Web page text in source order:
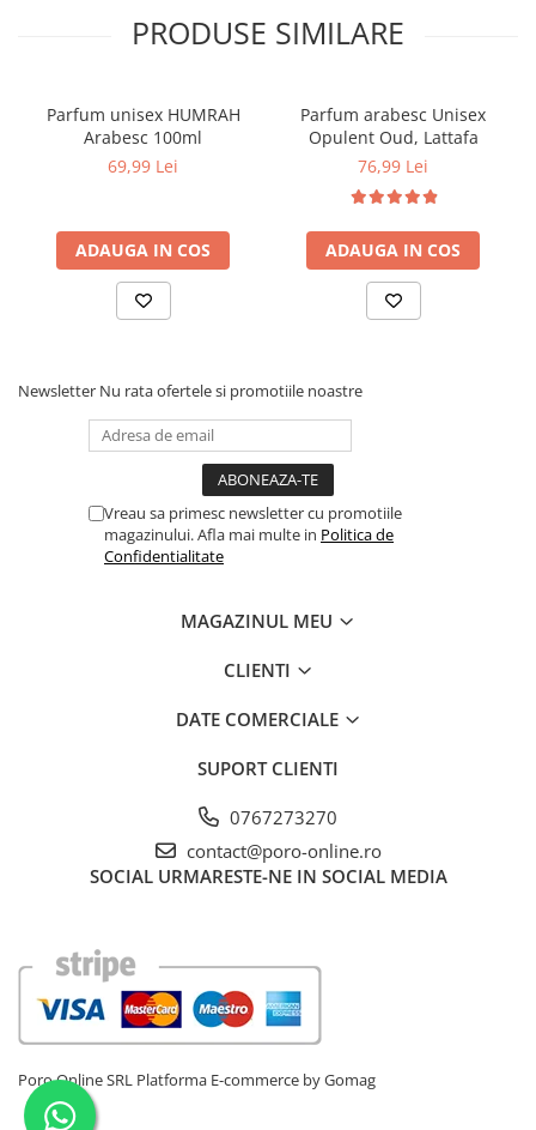
PRODUSE SIMILARE
Parfum unisex HUMRAH
Arabesc 100ml
69,99 Lei
ADAUGA IN COS
Parfum arabesc Unisex
Opulent Oud, Lattafa
76,99 Lei
ADAUGA IN COS
Newsletter Nu rata ofertele si promotiile noastre
Vreau sa primesc newsletter cu promotiile
magazinului. Afla mai multe in Politica de
Confidentialitate
MAGAZINUL MEU
CLIENTI
DATE COMERCIALE
SUPORT CLIENTI
0767273270
contact@poro-online.ro
SOCIAL URMARESTE-NE IN SOCIAL MEDIA
Poro Online SRL Platforma E-commerce by Gomag